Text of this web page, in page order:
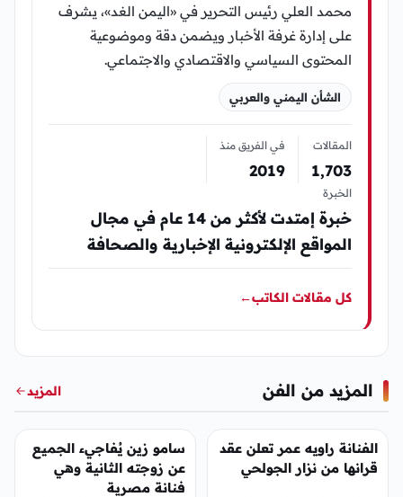
محمد العلي رئيس التحرير في «اليمن الغد»، يشرف
على إدارة غرفة الأخبار ويضمن دقة وموضوعية
المحتوى السياسي والاقتصادي والاجتماعي.
الشأن اليمني والعربي
المقالات
1٬703
في الفريق منذ
2019
الخبرة
خبرة إمتدت لأكثر من 14 عام في مجال
المواقع الإلكترونية الإخبارية والصحافة
كل مقالات الكاتب←
المزيد من الفن المزيد
الفن
الفنانة راويه عمر تعلن عقد
قرانها من نزار الجولحي
سامو زين يُفاجيء الجميع
عن زوجته الثانية وهي
فنانة مصرية